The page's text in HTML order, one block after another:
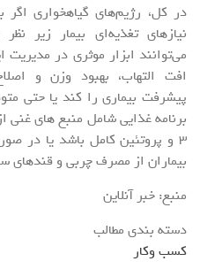
در کل، رژیم‌های گیاهخواری
نیازهای تغذیه‌ای بیمار زیر
می‌توانند ابزار موثری در مدیریت
افت التهاب، بهبود وزن و
پیشرفت بیماری را کند یا حتی
۳ و پروتئین کامل باشد یا در
بیماران از مصرف چربی و قندهای
منبع: خبر آنلاین
دسته بندی مطالب
کسب وکار